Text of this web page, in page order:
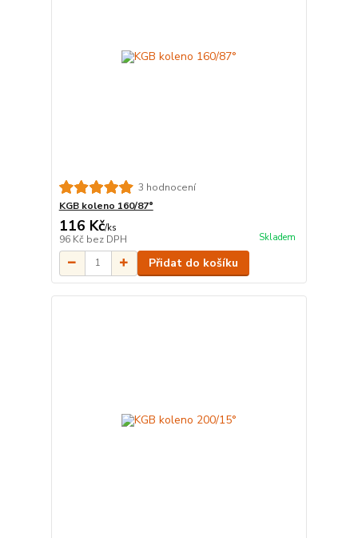
3 hodnocení
KGB koleno 160/87°
116 Kč/ks
96 Kč bez DPH Skladem
Přidat do košíku